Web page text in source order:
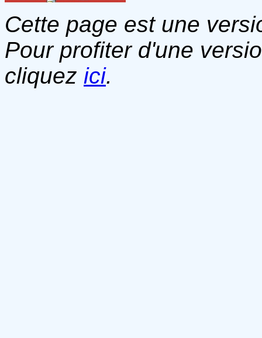
Cette page est une
Pour profiter d'une
cliquez ici.